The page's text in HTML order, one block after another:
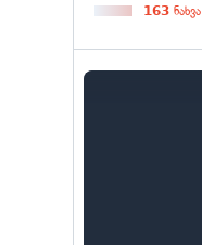
163 ნახვა